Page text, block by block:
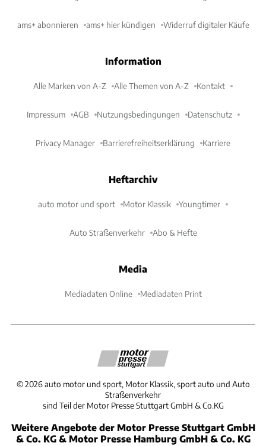
ams+ abonnieren ams+ hier kündigen Widerruf digitaler Käufe
Information
Alle Marken von A-Z Alle Themen von A-Z Kontakt
Impressum AGB Nutzungsbedingungen Datenschutz
Privacy Manager Barrierefreiheitserklärung Karriere
Heftarchiv
auto motor und sport Motor Klassik Youngtimer
Auto Straßenverkehr Abo & Hefte
Media
Mediadaten Online Mediadaten Print
©2026 auto motor und sport, Motor Klassik, sport auto und Auto
Straßenverkehr
sind Teil der Motor Presse Stuttgart GmbH & Co.KG
Weitere Angebote der Motor Presse Stuttgart GmbH
& Co. KG & Motor Presse Hamburg GmbH & Co. KG